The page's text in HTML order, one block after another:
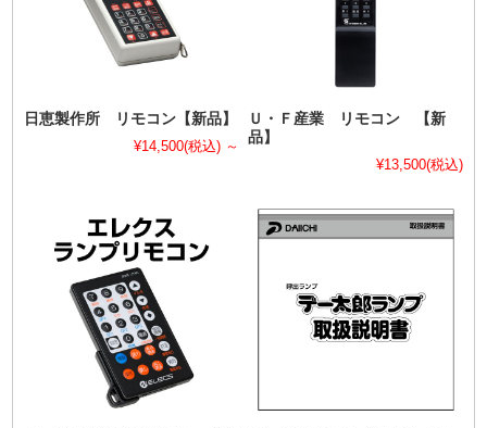
日恵製作所 リモコン【新品】
¥14,500(税込) ～
Ｕ・Ｆ産業 リモコン 【新
品】
¥13,500(税込)